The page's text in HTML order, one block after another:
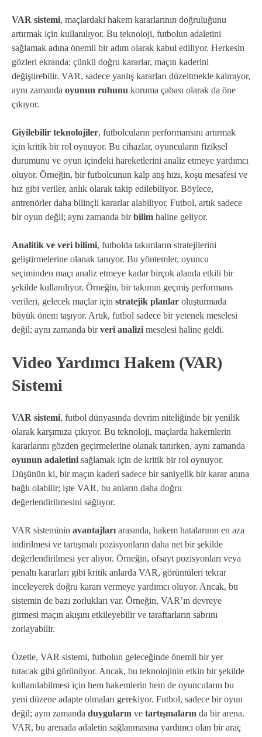
VAR sistemi, maçlardaki hakem kararlarının doğruluğunu
artırmak için kullanılıyor. Bu teknoloji, futbolun adaletini
sağlamak adına önemli bir adım olarak kabul ediliyor. Herkesin
gözleri ekranda; çünkü doğru kararlar, maçın kaderini
değiştirebilir. VAR, sadece yanlış kararları düzeltmekle kalmıyor,
aynı zamanda oyunun ruhunu koruma çabası olarak da öne
çıkıyor.
Giyilebilir teknolojiler, futbolcuların performansını artırmak
için kritik bir rol oynuyor. Bu cihazlar, oyuncuların fiziksel
durumunu ve oyun içindeki hareketlerini analiz etmeye yardımcı
oluyor. Örneğin, bir futbolcunun kalp atış hızı, koşu mesafesi ve
hız gibi veriler, anlık olarak takip edilebiliyor. Böylece,
antrenörler daha bilinçli kararlar alabiliyor. Futbol, artık sadece
bir oyun değil; aynı zamanda birbilim haline geliyor.
Analitik ve veri bilimi, futbolda takımların stratejilerini
geliştirmelerine olanak tanıyor. Bu yöntemler, oyuncu
seçiminden maçı analiz etmeye kadar birçok alanda etkili bir
şekilde kullanılıyor. Örneğin, bir takımın geçmiş performans
verileri, gelecek maçlar için stratejik planlar oluşturmada
büyük önem taşıyor. Artık, futbol sadece bir yetenek meselesi
değil; aynı zamanda birveri analizi meselesi haline geldi.
Video Yardımcı Hakem (VAR)
Sistemi
VAR sistemi, futbol dünyasında devrim niteliğinde bir yenilik
olarak karşımıza çıkıyor. Bu teknoloji, maçlarda hakemlerin
kararlarını gözden geçirmelerine olanak tanırken, aynı zamanda
oyunun adaletini sağlamak için de kritik bir rol oynuyor.
Düşünün ki, bir maçın kaderi sadece bir saniyelik bir karar anına
bağlı olabilir; işte VAR, bu anların daha doğru
değerlendirilmesini sağlıyor.
VAR sisteminin avantajları arasında, hakem hatalarının en aza
indirilmesi ve tartışmalı pozisyonların daha net bir şekilde
değerlendirilmesi yer alıyor. Örneğin, ofsayt pozisyonları veya
penaltı kararları gibi kritik anlarda VAR, görüntüleri tekrar
inceleyerek doğru kararı vermeye yardımcı oluyor. Ancak, bu
sistemin de bazı zorlukları var. Örneğin, VAR’ın devreye
girmesi maçın akışını etkileyebilir ve taraftarların sabrını
zorlayabilir.
Özetle, VAR sistemi, futbolun geleceğinde önemli bir yer
tutacak gibi görünüyor. Ancak, bu teknolojinin etkin bir şekilde
kullanılabilmesi için hem hakemlerin hem de oyuncuların bu
yeni düzene adapte olmaları gerekiyor. Futbol, sadece bir oyun
değil; aynı zamanda duyguların ve tartışmaların da bir arena.
VAR, bu arenada adaletin sağlanmasına yardımcı olan bir araç